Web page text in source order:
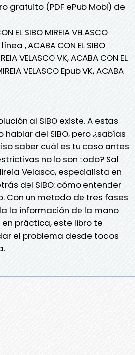
gratuito (PDF ePub Mobi) de
EL SIBO MIREIA VELASCO
, ACABA CON EL SIBO
VELASCO VK, ACABA CON EL
VELASCO Epub VK, ACABA
al SIBO existe. A estas
del SIBO, pero ¿sabías
saber cuál es tu caso antes
no lo son todo? Sal
Velasco, especialista en
del SIBO: cómo entender
Con un metodo de tres fases
la información de la mano
práctica, este libro te
el problema desde todos